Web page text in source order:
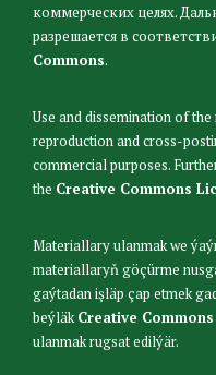
коммерческих целях.
разрешается в
Commons.
Use and dissemination of
reproduction and cross-
commercial purposes.
the Creative Commons
Materiallary ulanmak we
materiallaryň göçürme
gaýtadan işläp çap etmek
beýläkCreative
ulanmak rugsat edilýär.